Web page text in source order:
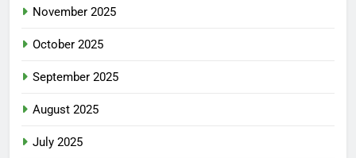
November 2025
October 2025
September 2025
August 2025
July 2025